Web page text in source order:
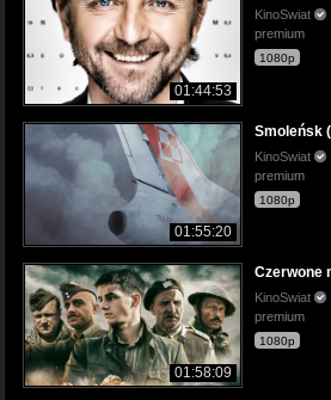
01:44:53
KinoSwiat
premium
1080p
01:55:20
Smoleńsk
KinoSwiat
premium
1080p
01:58:09
Czerwone
KinoSwiat
premium
1080p